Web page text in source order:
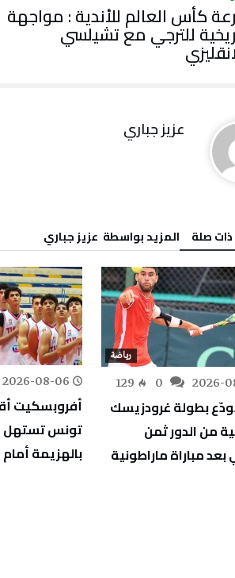
كأس العالم للأندية : مواجهة
للترجي مع تشيلسي
عزيز جباري
صلة‬ ‫‫المزيد بواسطة‬ ‬ عزيز جباري
رياضة
2026-
129
بطولة غرودزيسك
من الدور ثمن
بعد مباراة ماراطونية
2026-08-06
تونس تستهل
بالهزيمة